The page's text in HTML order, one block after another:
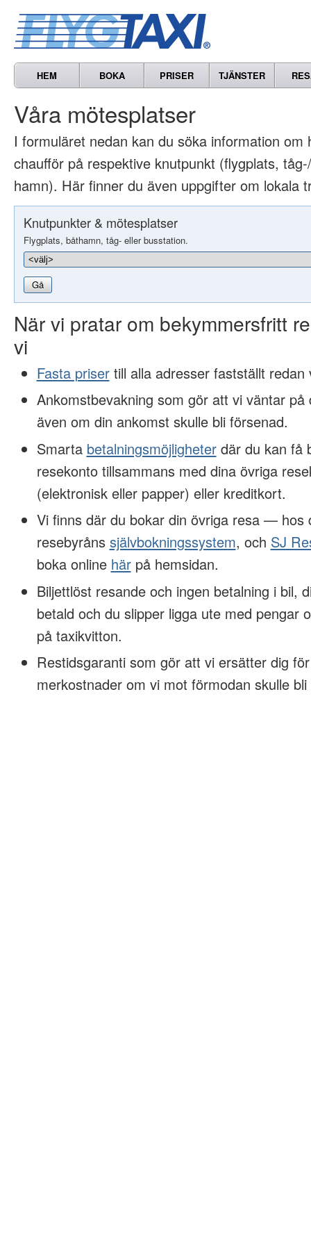
HEM BOKA PRISER TJÄNSTER
Våra mötesplatser
I formuläret nedan kan du söka information om
chaufför på respektive knutpunkt (flygplats,
hamn). Här finner du även uppgifter om lokala
Knutpunkter & mötesplatser
Flygplats, båthamn, tåg- eller busstation.
Gå
När vi pratar om bekymmersfritt
vi
Fasta prisertill alla adresser fastställt redan
Ankomstbevakning som gör att vi väntar på
även om din ankomst skulle bli försenad.
Smarta betalningsmöjligheterdär du kan få
resekonto tillsammans med dina övriga
(elektronisk eller papper) eller kreditkort.
Vi finns där du bokar din övriga resa — hos
resebyråns självbokningssystem, och SJ
boka online härpå hemsidan.
Biljettlöst resande och ingen betalning i bil,
betald och du slipper ligga ute med pengar
på taxikvitton.
Restidsgaranti som gör att vi ersätter dig
merkostnader om vi mot förmodan skulle